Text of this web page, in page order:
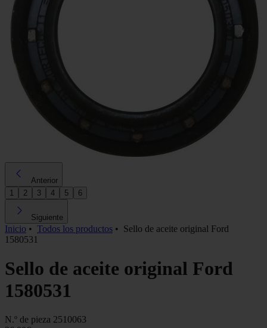
Anterior
1
2 3 4 5 6
Siguiente
Inicio • Todos los productos • Sello de aceite original Ford
1580531
Sello de aceite original Ford
1580531
N.º de pieza 2510063